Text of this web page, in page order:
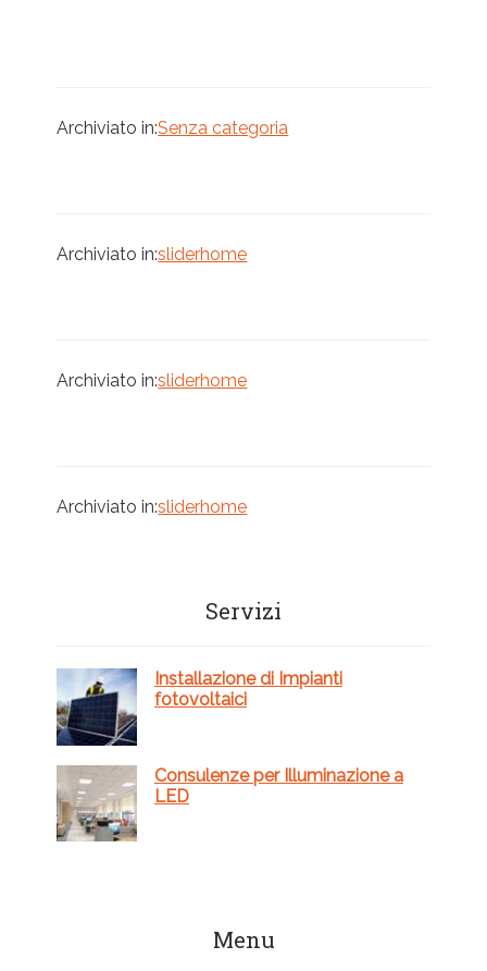
in
Archiviato in:Senza categoria
Archiviato in:sliderhome
Archiviato in:sliderhome
Archiviato in:sliderhome
primaria
Servizi
Installazione di Impianti
fotovoltaici
Consulenze per Illuminazione a
LED
Menu